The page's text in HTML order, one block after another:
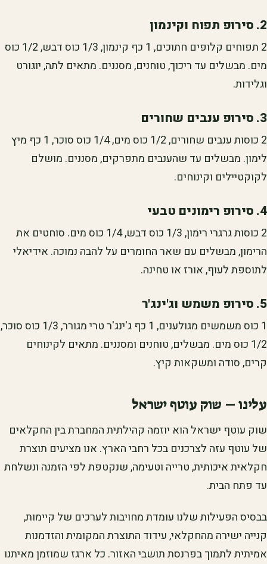
2. סירופ תפוח וקינמון
2 תפוחים קלופים חתוכים, 1 כף קינמון, 1/3 כוס דבש, 1/2 כוס
מים. מבשלים עד ריכוך, טוחנים, מסננים. מתאים לתה, יוגורט
וגלידות.
3. סירופ ענבים שחורים
2 כוסות ענבים שחורים, 1/2 כוס מים, 1/4 כוס סוכר, 1 כף מיץ
לימון. מבשלים עד שהענבים מתפרקים, מסננים. מושלם
לקוקטיילים וקינוחים.
4. סירופ רימונים טבעי
2 כוסות גרגרי רימון, 1/3 כוס דבש, 1/4 כוס מים. סוחטים את
הרימון, מבשלים עם שאר החומרים על להבה נמוכה. אידיאלי
לתוספת לעוף, אורז או טחינה.
5. סירופ משמש וג'ינג'ר
1 כוס משמשים מגולענים, 1 כף ג'ינג'ר טרי מגורר, 1/3 כוס סוכר,
1/2 כוס מים. מבשלים, טוחנים ומסננים. מתאים לקינוחים
קרים, סודה ומשקאות קיץ.
עלינו – שוק עוטף ישראל
שוק עוטף ישראל הוא יוזמה קהילתית המחברת בין החקלאים
של עוטף עזה לצרכנים בכל רחבי הארץ. אנו מציעים תוצרת
חקלאית איכותית, טרייה וטעימה, שנקטפת לפי הזמנה ונשלחת
עד פתח הבית.
בבסיס הפעילות שלנו עומדת מחויבות לערכים של קיימות,
קנייה ישירה מהחקלאי, עידוד התוצרת המקומית והזדמנות
אמיתית לתמוך בפרנסת תושבי האזור. כל ארגז שמוזמן מאיתנו